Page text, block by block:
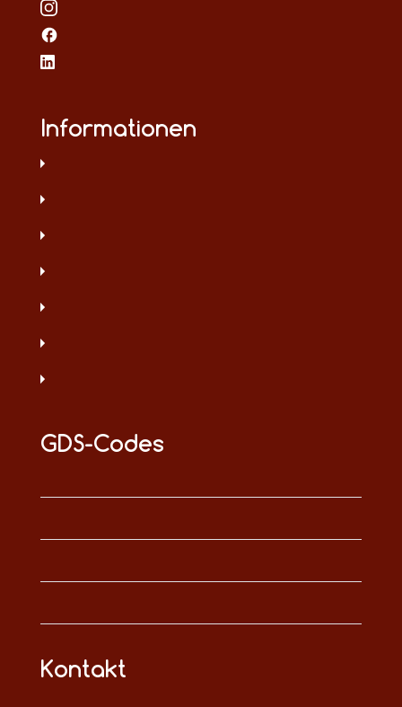
Informationen
GDS-Codes
Kontakt